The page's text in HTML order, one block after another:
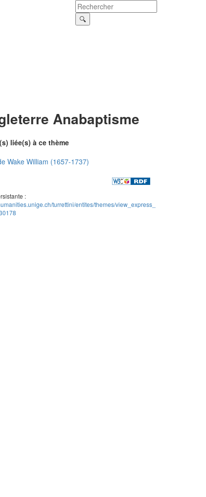
Anabaptisme
liée(s) à ce thème
Wake William (1657-1737)
:
turrettini/entites/themes/view_express_